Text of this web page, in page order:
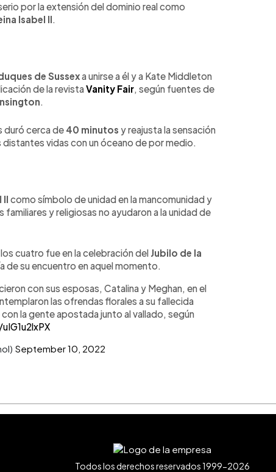
por la extensión del dominio real como
Isabel II.
de Sussexa unirse a él y a Kate Middleton
de la revistaVanity Fair, según fuentes de
.
duró cerca de 40 minutos y reajusta la sensación
vidas con un óceano de por medio.
II como símbolo de unidad en la mancomunidad y
y religiosas no ayudaron a la unidad de
cuatro fue en la celebración del Jubilo de la
su encuentro en aquel momento.
con sus esposas, Catalina y Meghan, en el
las ofrendas florales a su fallecida
la gente apostada junto al vallado, según
September 10, 2022
Todos los derechos reservados 1999-2026